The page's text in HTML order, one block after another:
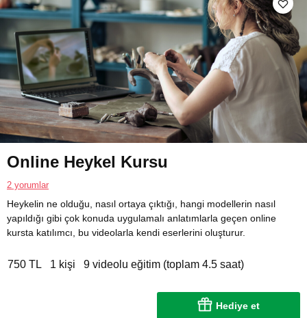
Online Heykel Kursu
2 yorumlar
Heykelin ne olduğu, nasıl ortaya çıktığı, hangi modellerin nasıl
yapıldığı gibi çok konuda uygulamalı anlatımlarla geçen online
kursta katılımcı, bu videolarla kendi eserlerini oluşturur.
750 TL 1 kişi 9 videolu eğitim (toplam 4.5 saat)
Hediye et